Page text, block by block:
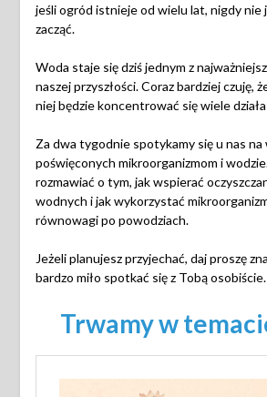
jeśli ogród istnieje od wielu lat, nigdy nie
zacząć.
Woda staje się dziś jednym z
naszej przyszłości. Coraz bardziej czuję,
niej będzie koncentrować się wiele
Za dwa tygodnie spotykamy się u nas
poświęconych mikroorganizmom i
rozmawiać o tym, jak wspierać
wodnych i jak wykorzystać
równowagi po powodziach.
Jeżeli planujesz przyjechać, daj proszę
bardzo miło spotkać się z Tobą osobiście.
Trwamy w